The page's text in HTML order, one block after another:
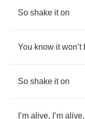
So shake it on
You know it won’t
So shake it on
’m alive, ’m alive,